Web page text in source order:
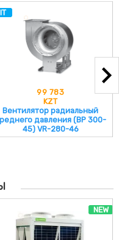
99 783
KZT
Вентилятор радиальный
давления (ВР 300-
45) VR-280-46
NEW